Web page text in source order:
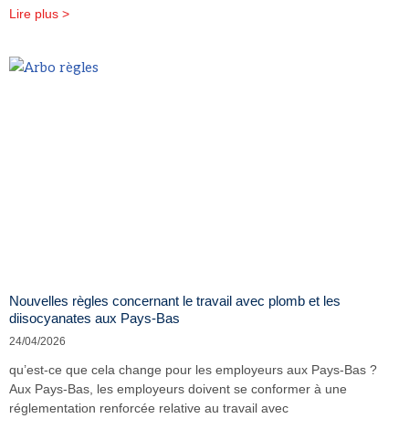
Lire plus >
Nouvelles règles concernant le travail avec plomb et les
diisocyanates aux Pays-Bas
24/04/2026
qu’est-ce que cela change pour les employeurs aux Pays-Bas ?
Aux Pays-Bas, les employeurs doivent se conformer à une
réglementation renforcée relative au travail avec